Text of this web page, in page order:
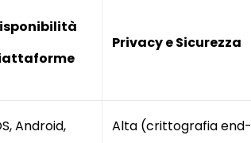
Privacy e Sicurezza
Android,
Alta (crittografia